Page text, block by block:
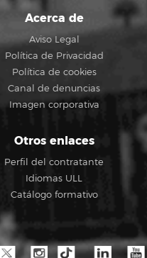
Acerca de
Aviso Legal
Política de Privacidad
Política de cookies
Canal de denuncias
Imagen corporativa
Otros enlaces
Perfil del contratante
Idiomas ULL
Catálogo formativo